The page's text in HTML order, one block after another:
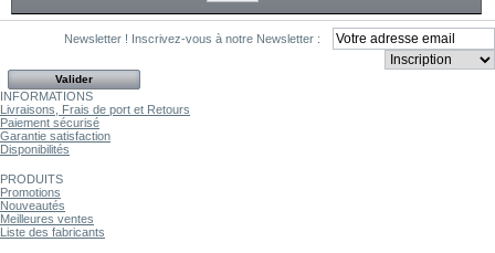
Newsletter ! Inscrivez-vous à notre Newsletter :
INFORMATIONS
Livraisons, Frais de port et Retours
Paiement sécurisé
Garantie satisfaction
Disponibilités
PRODUITS
Promotions
Nouveautés
Meilleures ventes
Liste des fabricants